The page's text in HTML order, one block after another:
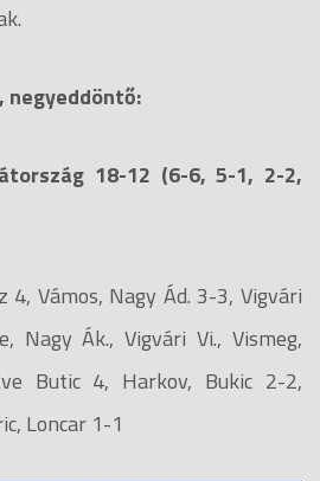
18-12 (6-6, 5-1, 2-2,
4, Vámos, Nagy Ád. 3-3, Vigvári
Nagy Ák., Vigvári Vi., Vismeg,
Butic 4, Harkov, Bukic 2-2,
Loncar 1-1